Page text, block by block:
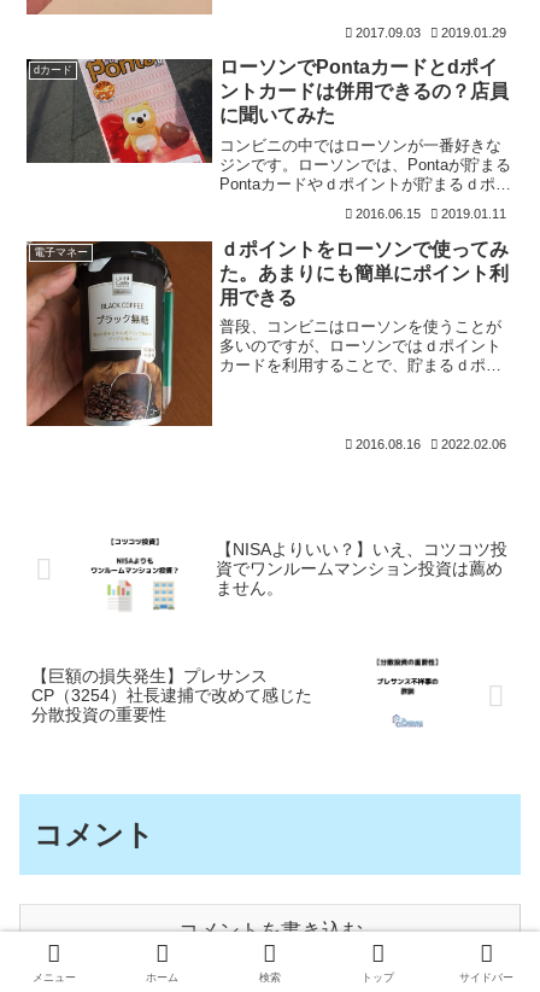
2017.09.03 2019.01.29
dカード
ローソンでPontaカードとdポイ
ントカードは併用できるの？店員
に聞いてみた
コンビニの中ではローソンが一番好きな
ジンです。ローソンでは、Pontaが貯まる
Pontaカードやｄポイントが貯まるｄポイ
きますね。私もPontaとｄポイントカード
（正確にはdカード）と両方持っているた
め、
2016.06.15 2019.01.11
電子マネー
ｄポイントをローソンで使ってみ
た。あまりにも簡単にポイント利
用できる
普段、コンビニはローソンを使うことが
多いのですが、ローソンではｄポイント
カードを利用することで、貯まるｄポイ
ポイントの種類ってたくさ
2016.08.16 2022.02.06
【NISAよりいい？】いえ、コツコツ投
資でワンルームマンション投資は薦め
ません。
【巨額の損失発生】プレサンス
CP（3254）社長逮捕で改めて感じた
分散投資の重要性
コメント
コメントを書き込む
メニュー ホーム 検索 トップ サイドバー